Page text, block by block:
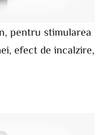
pentru stimularea
efect de incalzire,